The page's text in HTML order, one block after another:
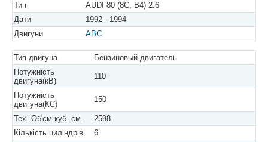
Тип
AUDI 80 (8C, B4) 2.6
Дати
1992 - 1994
Двигуни
ABC
Тип двигуна
Бензиновый двигатель
Потужність
двигуна(кВ)
110
Потужність
двигуна(КС)
150
Тех. Об'єм куб. см.
2598
Кількість циліндрів
6